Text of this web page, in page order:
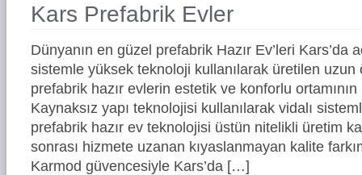
Kars Prefabrik Evler
Dünyanın en güzel prefabrik Hazır Ev’leri
sistemle yüksek teknoloji kullanılarak üretilen
prefabrik hazır evlerin estetik ve konforlu ortamının
Kaynaksız yapı teknolojisi kullanılarak vidalı
prefabrik hazır ev teknolojisi üstün nitelikli üretim
sonrası hizmete uzanan kıyaslanmayan kalite
Karmod güvencesiyle Kars’da […]